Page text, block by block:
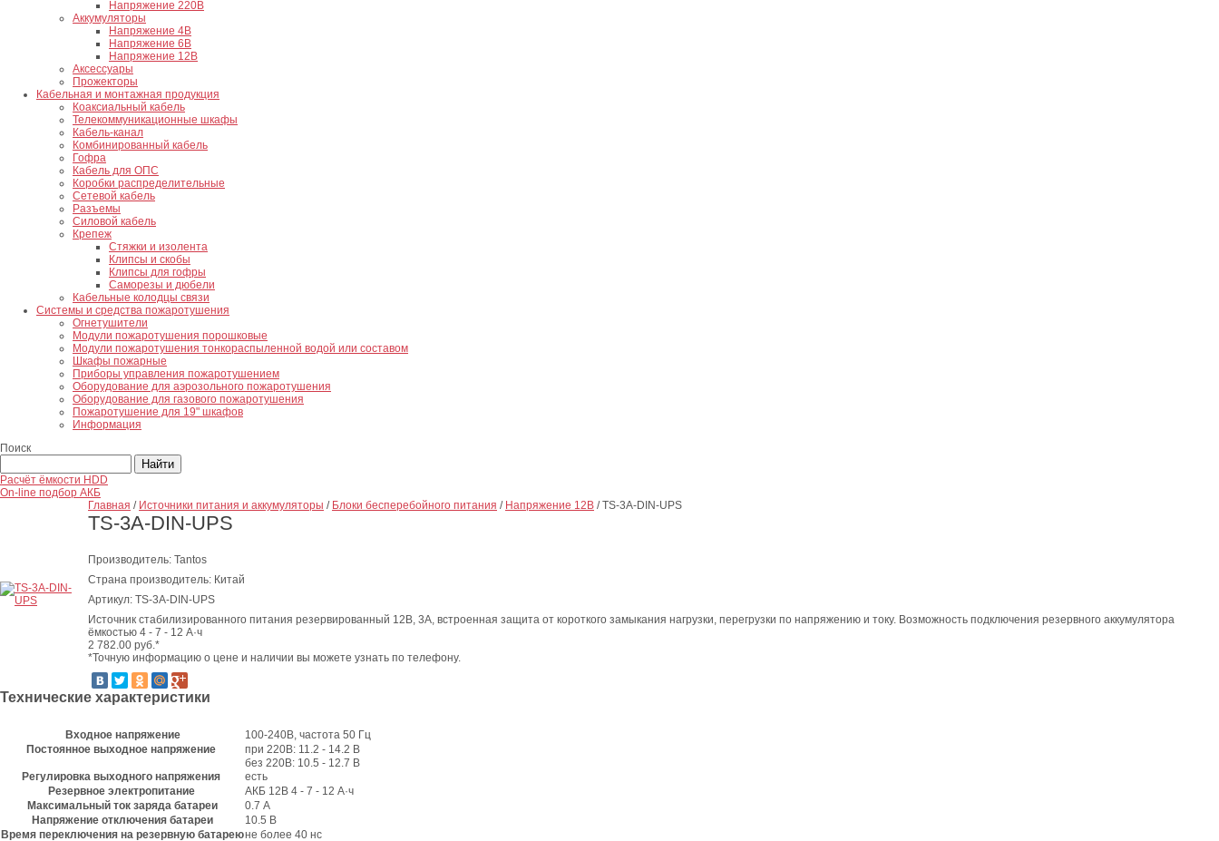
Напряжение 220В
Аккумуляторы
Напряжение 4В
Напряжение 6В
Напряжение 12В
Аксессуары
Прожекторы
Кабельная и монтажная продукция
Коаксиальный кабель
Телекоммуникационные шкафы
Кабель-канал
Комбинированный кабель
Гофра
Кабель для ОПС
Коробки распределительные
Сетевой кабель
Разъемы
Силовой кабель
Крепеж
Стяжки и изолента
Клипсы и скобы
Клипсы для гофры
Саморезы и дюбели
Кабельные колодцы связи
Системы и средства пожаротушения
Огнетушители
Модули пожаротушения порошковые
Модули пожаротушения тонкораспыленной водой или составом
Шкафы пожарные
Приборы управления пожаротушением
Оборудование для аэрозольного пожаротушения
Оборудование для газового пожаротушения
Пожаротушение для 19" шкафов
Информация
Поиск
Расчёт ёмкости HDD
On-line подбор АКБ
Главная / Источники питания и аккумуляторы / Блоки бесперебойного питания / Напряжение 12В / TS-3A-DIN-UPS
TS-3A-DIN-UPS
Производитель: Tantos
Страна производитель: Китай
Артикул: TS-3A-DIN-UPS
Источник стабилизированного питания резервированный 12В, 3А, встроенная защита от короткого замыкания нагрузки, перегрузки по напряжению и току. Возможность подключения резервного аккумулятора
ёмкостью 4 - 7 - 12 А·ч
2 782.00 руб.*
*Точную информацию о цене и наличии вы можете узнать по телефону.
Технические характеристики
Входное напряжение
100-240В, частота 50 Гц
Постоянное выходное напряжение
при 220В: 11.2 - 14.2 В
без 220В: 10.5 - 12.7 В
Регулировка выходного напряжения
есть
Резервное электропитание
АКБ 12В 4 - 7 - 12 А·ч
Максимальный ток заряда батареи
0.7 А
Напряжение отключения батареи
10.5 В
Время переключения на резервную батареюне более 40 нс